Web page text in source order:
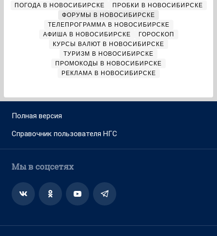
ПОГОДА В НОВОСИБИРСКЕ
ПРОБКИ В НОВОСИБИРСКЕ
ФОРУМЫ В НОВОСИБИРСКЕ
ТЕЛЕПРОГРАММА В НОВОСИБИРСКЕ
АФИША В НОВОСИБИРСКЕ
ГОРОСКОП
КУРСЫ ВАЛЮТ В НОВОСИБИРСКЕ
ТУРИЗМ В НОВОСИБИРСКЕ
ПРОМОКОДЫ В НОВОСИБИРСКЕ
РЕКЛАМА В НОВОСИБИРСКЕ
Полная версия
Справочник пользователя НГС
Мы в соцсетях